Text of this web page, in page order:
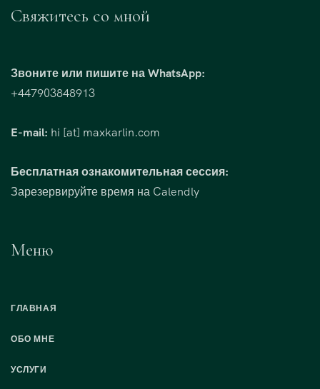
Свяжитесь со мной
Звоните или пишите на WhatsApp:
+447903848913
E-mail: hi [at] maxkarlin.com
Бесплатная ознакомительная сессия:
Зарезервируйте время на Calendly
Меню
ГЛАВНАЯ
ОБО МНЕ
УСЛУГИ